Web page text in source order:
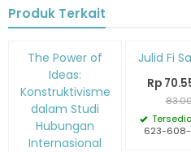
Produk Terkait
Diskon
15%The Power of
Ideas:
Konstruktivisme
dalam Studi
Hubungan
Internasional
Diskon
15%
Julid Fi
Rp
Tersedia
623-